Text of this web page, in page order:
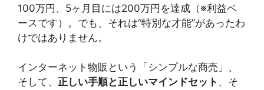
100万円、5ヶ月目には200万円を達成（※利益ベ
ースです）。でも、それは“特別な才能”があったわ
けではありません。
インターネット物販という「シンプルな商売」、
そして、 正しい手順と正しいマインドセット 、そ